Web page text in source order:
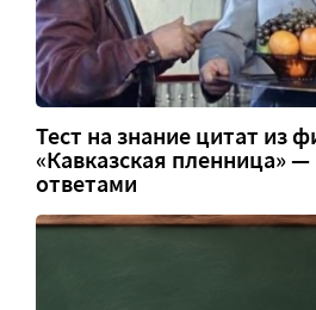
Тест на знание цитат из
«Кавказская пленница» —
ответами